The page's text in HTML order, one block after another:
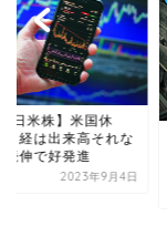
日米株】米国休
日経は出来高それな
続伸で好発進
2023年9月4日